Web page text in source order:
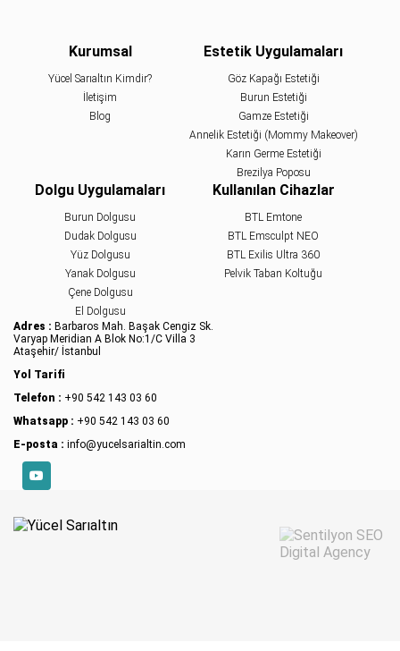
Kurumsal
Yücel Sarıaltın Kimdir?
İletişim
Blog
Estetik Uygulamaları
Göz Kapağı Estetiği
Burun Estetiği
Gamze Estetiği
Annelik Estetiği (Mommy Makeover)
Karın Germe Estetiği
Brezilya Poposu
Dolgu Uygulamaları
Burun Dolgusu
Dudak Dolgusu
Yüz Dolgusu
Yanak Dolgusu
Çene Dolgusu
El Dolgusu
Kullanılan Cihazlar
BTL Emtone
BTL Emsculpt NEO
BTL Exilis Ultra 360
Pelvik Taban Koltuğu
Adres : Barbaros Mah. Başak Cengiz Sk.
Varyap Meridian A Blok No:1/C Villa 3
Ataşehir/ İstanbul
Yol Tarifi
Telefon : +90 542 143 03 60
Whatsapp : +90 542 143 03 60
E-posta : info@yucelsarialtin.com
YouTube